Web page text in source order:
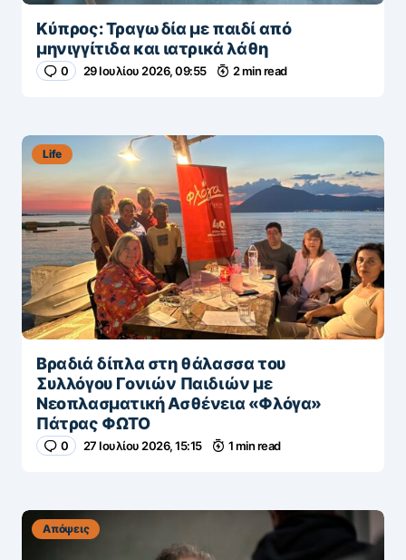
Κύπρος: Τραγωδία με παιδί από
μηνιγγίτιδα και ιατρικά λάθη
0 29 Ιουλίου 2026, 09:55 2 min read
Life
Βραδιά δίπλα στη θάλασσα του
Συλλόγου Γονιών Παιδιών με
Νεοπλασματική Ασθένεια «Φλόγα»
Πάτρας ΦΩΤΟ
0 27 Ιουλίου 2026, 15:15 1 min read
Απόψεις